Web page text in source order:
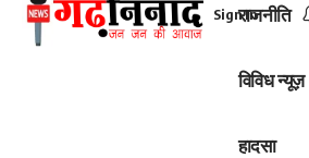
राजनीति
विविध न्यूज़
हादसा
Sign In